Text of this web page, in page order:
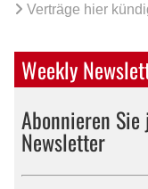
Verträge hier
Weekly
Abonnieren
Newsletter